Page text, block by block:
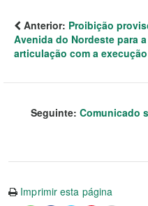
Anterior: Proibição
Avenida do Nordeste para
articulação com a
Seguinte: Comunicado
Imprimir esta página